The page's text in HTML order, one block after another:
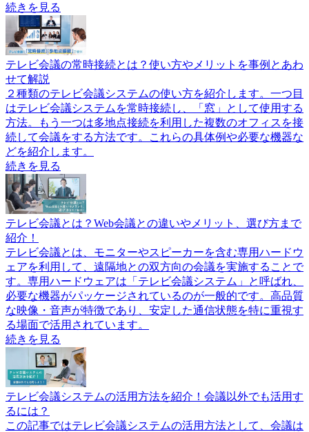
続きを見る
テレビ会議の常時接続とは？使い方やメリットを事例とあわ
せて解説
２種類のテレビ会議システムの使い方を紹介します。一つ目
はテレビ会議システムを常時接続し、「窓」として使用する
方法。もう一つは多地点接続を利用した複数のオフィスを接
続して会議をする方法です。これらの具体例や必要な機器な
どを紹介します。
続きを見る
テレビ会議とは？Web会議との違いやメリット、選び方まで
紹介！
テレビ会議とは、モニターやスピーカーを含む専用ハードウ
ェアを利用して、遠隔地との双方向の会議を実施することで
す。専用ハードウェアは「テレビ会議システム」と呼ばれ、
必要な機器がパッケージされているのが一般的です。高品質
な映像・音声が特徴であり、安定した通信状態を特に重視す
る場面で活用されています。
続きを見る
テレビ会議システムの活用方法を紹介！会議以外でも活用す
るには？
この記事ではテレビ会議システムの活用方法として、会議は